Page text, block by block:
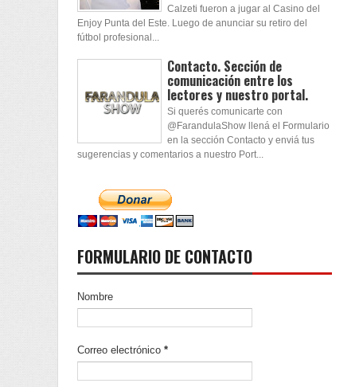
Calzeti fueron a jugar al Casino del
Enjoy Punta del Este. Luego de anunciar su retiro del
fútbol profesional...
Contacto. Sección de
comunicación entre los
lectores y nuestro portal.
Si querés comunicarte con
@FarandulaShow llená el Formulario
en la sección Contacto y enviá tus
sugerencias y comentarios a nuestro Port...
FORMULARIO DE CONTACTO
Nombre
Correo electrónico *